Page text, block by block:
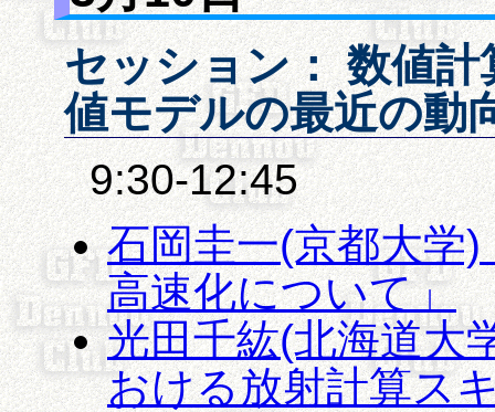
セッション： 数値計
値モデルの最近の動
9:30-12:45
石岡圭一(京都大学
高速化について」
光田千紘(北海道大
おける放射計算ス